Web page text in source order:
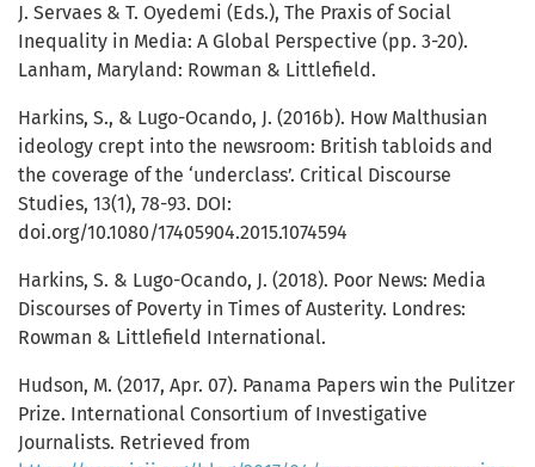
J. Servaes & T. Oyedemi (Eds.), The Praxis of Social
Inequality in Media: A Global Perspective (pp. 3-20).
Lanham, Maryland: Rowman & Littlefield.
Harkins, S., & Lugo-Ocando, J. (2016b). How Malthusian
ideology crept into the newsroom: British tabloids and
the coverage of the ‘underclass’. Critical Discourse
Studies, 13(1), 78-93. DOI:
doi.org/10.1080/17405904.2015.1074594
Harkins, S. & Lugo-Ocando, J. (2018). Poor News: Media
Discourses of Poverty in Times of Austerity. Londres:
Rowman & Littlefield International.
Hudson, M. (2017, Apr. 07). Panama Papers win the Pulitzer
Prize. International Consortium of Investigative
Journalists. Retrieved from